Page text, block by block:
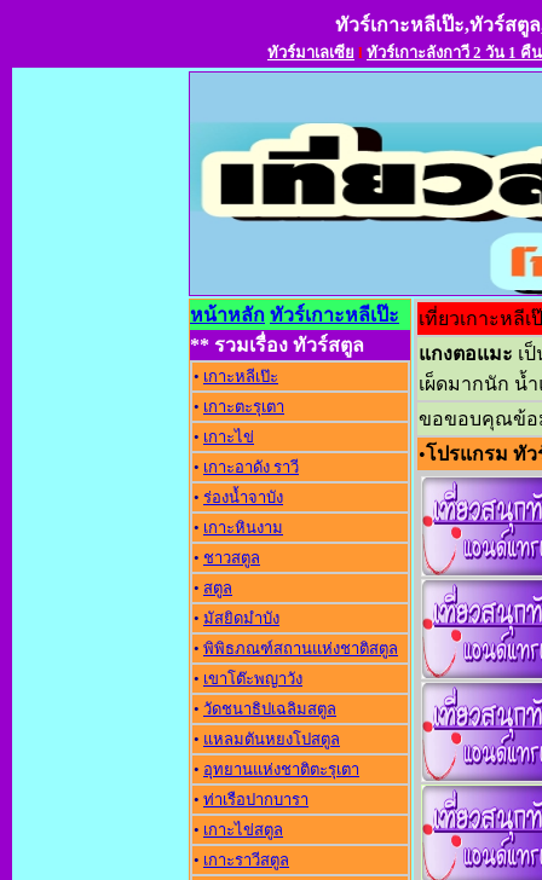
ทัวร์เกาะหลีเป๊ะ,ทัวร์สตู
ทัวร์มาเลเซีย l ทัวร์เกาะลังกาวี 2 วัน 1 คืน
หน้าหลัก ทัวร์เกาะหลีเป๊ะ
** รวมเรื่อง ทัวร์สตูล
• เกาะหลีเป๊ะ
• เกาะตะรุเตา
• เกาะไข่
• เกาะอาดัง ราว
• ร่องน้ำจาบัง
• เกาะหินงาม
• ชาวสตูล
• สตูล
• มัสยิดมำบัง
• พิพิธภณฑ์สถานแห่งชาติสตูล
• เขาโต๊ะพญาวัง
• วัดชนาธิปเฉลิมสตูล
• แหลมตันหยงโปสตูล
• อุทยานแห่งชาติตะรุเตา
• ท่าเรือปากบารา
• เกาะไข่สตูล
• เกาะราวีสตูล
เที่ยวเกาะหลี
แกงตอแมะ เ
เผ็ดมากนัก น้
ขอขอบคุณข้อ
•โปรแกรม ทัว